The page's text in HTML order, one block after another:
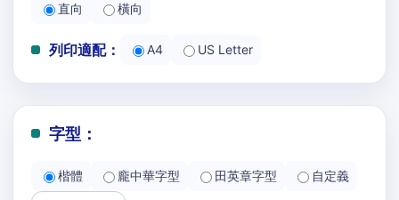
直向 橫向
列印適配： A4 US Letter
字型：
楷體 龐中華字型 田英章字型 自定義